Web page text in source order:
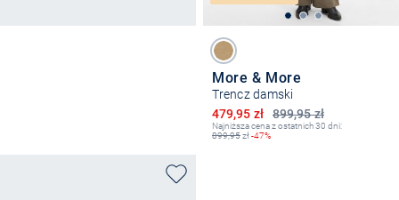
More & More
Trencz damski
899,95 zł
Obniżona cena
479,95 zł
Najniższa cena z ostatnich 30 dni:
899,95zł-47%